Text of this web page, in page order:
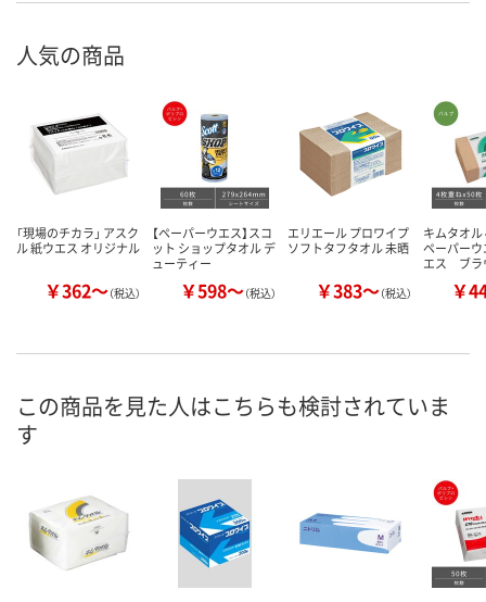
人気の商品
「現場のチカラ」 アスク
ル 紙ウエス オリジナル
￥362～（税込）
【ペーパーウエス】スコ
ット ショップタオル デ
ューティー
￥598～（税込）
エリエール プロワイプ
ソフトタフタオル 未晒
￥383～（税込）
キムタオ
ペーパー
エス ブ
￥
この商品を見た人はこちらも検討されていま
す